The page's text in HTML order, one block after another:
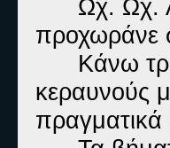
Ωχ. Ωχ.
προχωράνε
Κάνω
κεραυνούς
πραγματικά